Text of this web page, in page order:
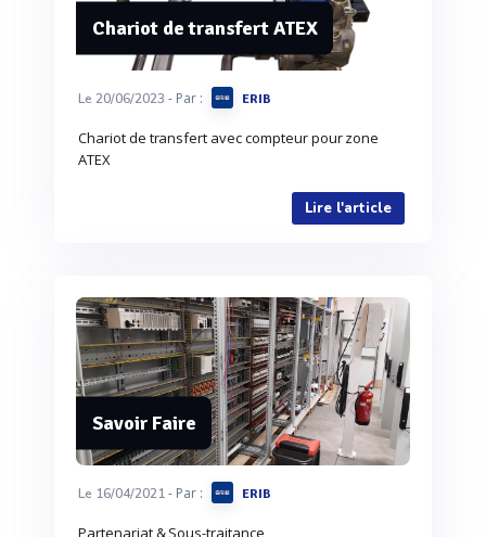
Chariot de transfert ATEX
Le 20/06/2023 - Par : ERIB
Chariot de transfert avec compteur pour zone
ATEX
Lire l'article
Savoir Faire
Le 16/04/2021- Par : ERIB
Partenariat & Sous-traitance